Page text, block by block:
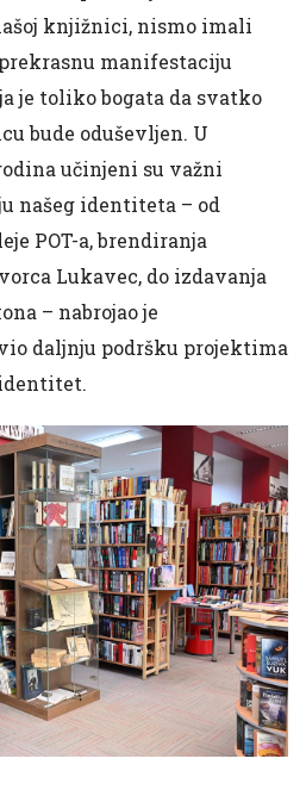
knjižnici, nismo imali
manifestaciju
je toliko bogata da svatko
bude oduševljen. U
učinjeni su važni
našeg identiteta – od
POT-a, brendiranja
Lukavec, do izdavanja
– nabrojao je
daljnju podršku projektima